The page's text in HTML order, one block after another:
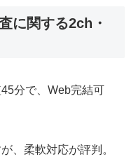
に関する2ch・
分で、Web完結可
、柔軟対応が評判。